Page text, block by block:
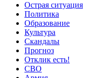
Острая ситуация
Политика
Образование
Культура
Скандалы
Прогноз
Отклик есть!
СВО